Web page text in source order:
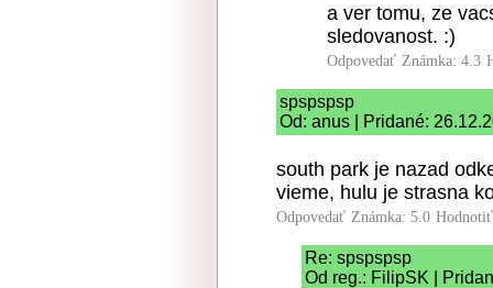
a ver tomu, ze
sledovanost. :)
Odpovedať Známka: 4.3
spspspsp
Od: anus | Pridané:
south park je nazad
vieme, hulu je strasna
Odpovedať Známka: 5.0
Re: spspspsp
Od reg.: FilipSK |